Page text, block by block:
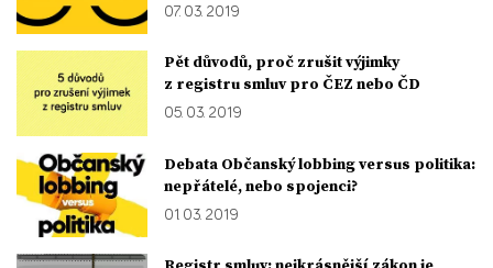
07. 03. 2019
Pět důvodů, proč zrušit výjimky
z registru smluv pro ČEZ nebo ČD
05. 03. 2019
Debata Občanský lobbing versus politika:
nepřátelé, nebo spojenci?
01. 03. 2019